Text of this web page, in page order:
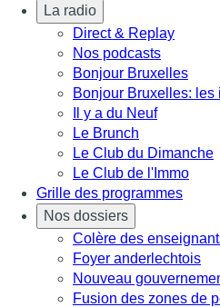
La radio
Direct & Replay
Nos podcasts
Bonjour Bruxelles
Bonjour Bruxelles: les
Il y a du Neuf
Le Brunch
Le Club du Dimanche
Le Club de l'Immo
Grille des programmes
Nos dossiers
Colère des
Foyer anderlechtois
Nouveau
Fusion des zones de